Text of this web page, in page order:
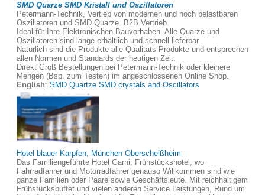
SMD Quarze SMD Kristall und Oszillatoren
Petermann-Technik, Vertieb von modernen und hoch belastbaren
Oszillatoren und SMD Quarze. B2B Vertrieb.
Ideal für Ihre Elektronischen Bauvorhaben. Alle Quarze und
Oszillatoren sind lange erhältlich und schnell lieferbar.
Natürlich sind die Produkte alle Qualitäts Produkte und entsprechen
allen Normen und Standards der heutigen Zeit.
Direkt Groß Bestellungen bei Petermann-Technik oder kleinere
Mengen (Bsp. zum Testen) im angeschlossenen Online Shop.
English: SMD Quartze SMD crystals and Oscillators
Hotel blauer Karpfen, München Oberscheißheim
Das Familiengeführte Hotel Garni, Frühstückshotel, wo
Fahrradfahrer und Motorradfahrer genauso Willkommen sind wie
ganze Familien oder Paare sowie Geschäftsleute. Mit reichhaltigem
Frühstücksbuffet und vielen anderen Service Leistungen, Rund um